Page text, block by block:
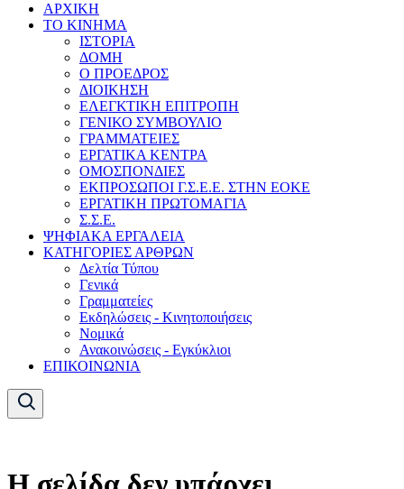
ΑΡΧΙΚΗ
ΤΟ ΚΙΝΗΜΑ
ΙΣΤΟΡΙΑ
ΔΟΜΗ
Ο ΠΡΟΕΔΡΟΣ
ΔΙΟΙΚΗΣΗ
ΕΛΕΓΚΤΙΚΗ ΕΠΙΤΡΟΠΗ
ΓΕΝΙΚΟ ΣΥΜΒΟΥΛΙΟ
ΓΡΑΜΜΑΤΕΙΕΣ
ΕΡΓΑΤΙΚΑ ΚΕΝΤΡΑ
ΟΜΟΣΠΟΝΔΙΕΣ
ΕΚΠΡΟΣΩΠΟΙ Γ.Σ.Ε.Ε. ΣΤΗΝ ΕΟΚΕ
ΕΡΓΑΤΙΚΗ ΠΡΩΤΟΜΑΓΙΑ
Σ.Σ.Ε.
ΨΗΦΙΑΚΑ ΕΡΓΑΛΕΙΑ
ΚΑΤΗΓΟΡΙΕΣ ΑΡΘΡΩΝ
Δελτία Τύπου
Γενικά
Γραμματείες
Εκδηλώσεις - Κινητοποιήσεις
Νομικά
Ανακοινώσεις - Εγκύκλιοι
ΕΠΙΚΟΙΝΩΝΙΑ